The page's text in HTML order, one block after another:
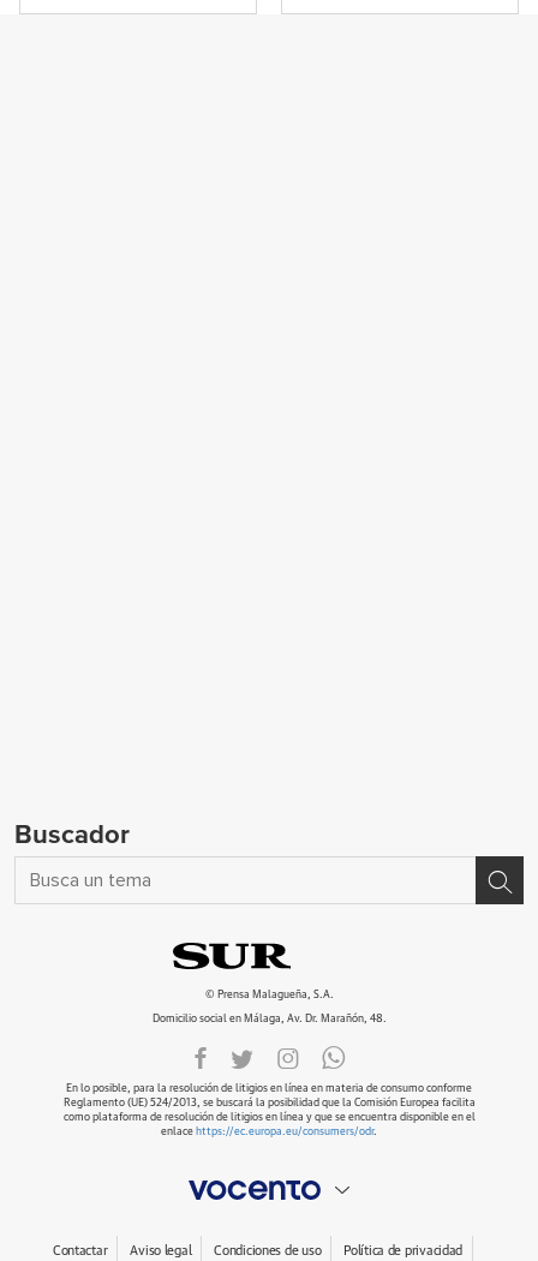
Buscador
© Prensa Malagueña, S.A.
Domicilio social en Málaga, Av. Dr. Marañón, 48.
En lo posible, para la resolución de litigios en línea en materia de consumo conforme
Reglamento (UE) 524/2013, se buscará la posibilidad que la Comisión Europea facilita
como plataforma de resolución de litigios en línea y que se encuentra disponible en el
enlace https://ec.europa.eu/consumers/odr.
Contactar Aviso legal Condiciones de uso Política de privacidad